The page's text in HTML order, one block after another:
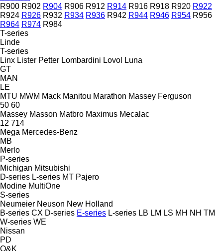
R900 R902 R904 R906 R912 R914 R916 R918 R920 R922
R924 R926 R932 R934 R936 R942 R944 R946 R954 R956
R964 R974 R984
T-series
Linde
T-series
Linx Lister Petter Lombardini Lovol
Luna
GT
MAN
LE
MTU MWM Mack Manitou Marathon Massey Ferguson
50 60
Massey Masson Matbro Maximus Mecalac
12 714
Mega Mercedes-Benz
MB
Merlo
P-series
Michigan Mitsubishi
D-series L-series MT Pajero
Modine MultiOne
S-series
Neumeier Neuson New Holland
B-series CX D-series E-series L-series LB LM LS MH NH TM
W-series WE
Nissan
PD
O&K